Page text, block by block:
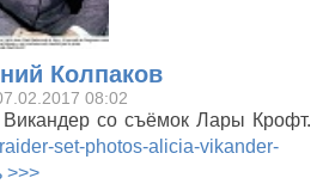
Колпаков
08:02
со съёмок Лары Крофт.
set-photos-alicia-vikander-
>>>